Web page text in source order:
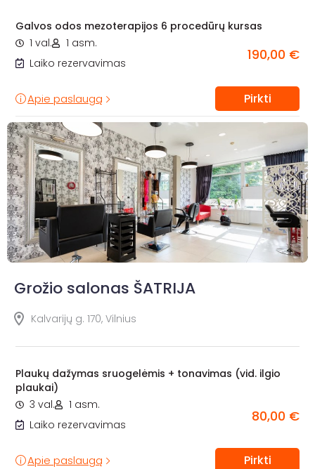
Galvos odos mezoterapijos 6 procedūrų kursas
1 val.
1 asm.
Laiko rezervavimas
190,00 €
Apie paslaugą Pirkti
Grožio salonas ŠATRIJA
Kalvarijų g. 170, Vilnius
Plaukų dažymas sruogelėmis + tonavimas (vid. ilgio
plaukai)
3 val.
1 asm.
Laiko rezervavimas
80,00 €
Apie paslaugą Pirkti